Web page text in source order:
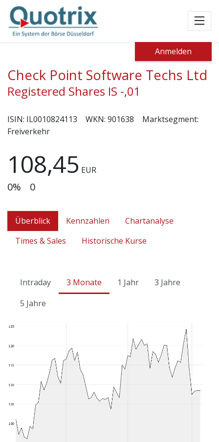
Anmelden
Check Point Software Techs Ltd
Registered Shares IS -,01
ISIN: IL0010824113 WKN: 901638
Marktsegment:
Freiverkehr
108,45 EUR
0% 0
Überblick Kennzahlen
Chartanalyse
Times & Sales
Historische Kurse
Intraday 3 Monate 1 Jahr
3 Jahre
5 Jahre